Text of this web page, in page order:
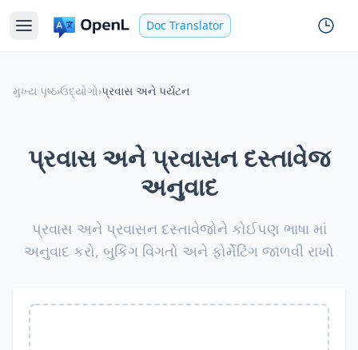
Doc Translator
મુખ્ય પૃષ્ઠ›ઉદ્યોગો›પ્રવાસ અને પર્યટન
પ્રવાસ અને પ્રવાસન દસ્તાવેજ
અનુવાદ
પ્રવાસ અને પ્રવાસન દસ્તાવેજોને કોઈપણ ભાષા માં
અનુવાદ કરો, બુકિંગ વિગતો અને ફોર્મેટિંગ જાળવી રાખો